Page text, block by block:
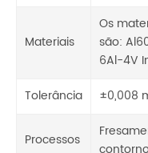
Materiais
Os
são:
6Al-4V
Tolerância
±0,008
Processos